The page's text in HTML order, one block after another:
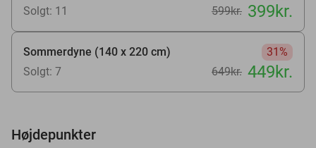
Solgt: 11
599kr. 399kr.
Sommerdyne (140 x 220 cm)
31%
Solgt: 7
649kr. 449kr.
Højdepunkter